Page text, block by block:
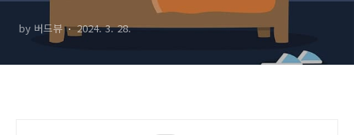
by 버드뷰 2024. 3. 28.